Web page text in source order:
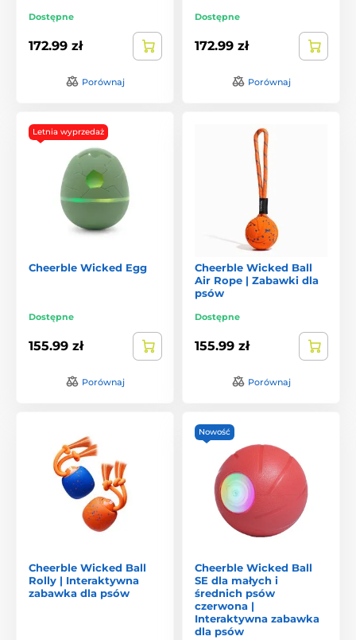
Dostępne
172.99 zł
Porównaj
Dostępne
172.99 zł
Porównaj
Letnia wyprzedaż
Cheerble Wicked Egg
Dostępne
155.99 zł
Porównaj
Cheerble Wicked Ball
Air Rope | Zabawki dla
psów
Dostępne
155.99 zł
Porównaj
Cheerble Wicked Ball
Rolly | Interaktywna
zabawka dla psów
Nowość
Cheerble Wicked Ball
SE dla małych i
średnich psów
czerwona |
Interaktywna zabawka
dla psów